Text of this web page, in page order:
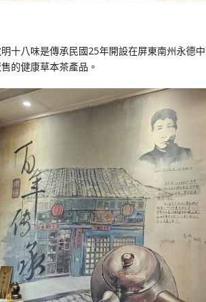
十八味是傳承民國25年開設在屏東南州永德
的健康草本茶產品。